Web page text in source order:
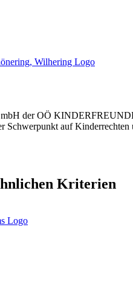
der OÖ
Schwerpunkt auf
Kriterien